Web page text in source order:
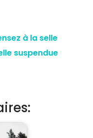
à la selle
suspendue